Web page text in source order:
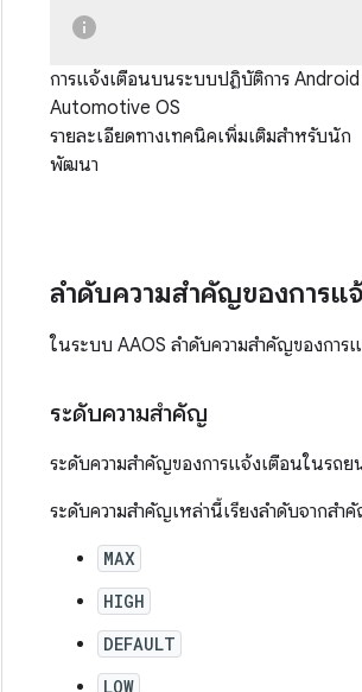
การแจ้งเตือนบนระบบปฏิบัติการ Android
Automotive OS
รายละเอียดทางเทคนิคเพิ่มเติมสำหรับนัก
พัฒนา
ลำดับความสำคัญของการแ
ในระบบ AAOS ลำดับความสำคัญของกา
ระดับความสำคัญ
ระดับความสำคัญของการแจ้งเตือนในร
ระดับความสำคัญเหล่านี้เรียงลำดับจาก
MAX
HIGH
DEFAULT
LOW